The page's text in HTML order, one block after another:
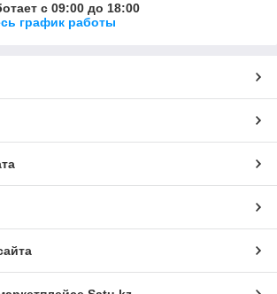
с 09:00 до 18:00
график работы